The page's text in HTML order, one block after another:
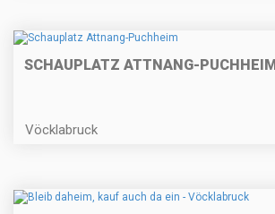
SCHAUPLATZ ATTNANG-PUCHHEIM
Vöcklabruck